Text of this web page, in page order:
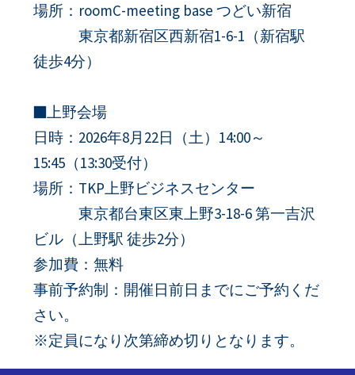
場所：roomC-meeting base つどい新宿
東京都新宿区西新宿1-6-1（新宿駅
徒歩4分）
■上野会場
日時：2026年8月22日（土）14:00～
15:45（13:30受付）
場所：TKP上野ビジネスセンター
東京都台東区東上野3-18-6 第一吉沢
ビル（上野駅 徒歩2分）
参加費：無料
事前予約制：開催日前日までにご予約くだ
さい。
※定員になり次第締め切りとなります。